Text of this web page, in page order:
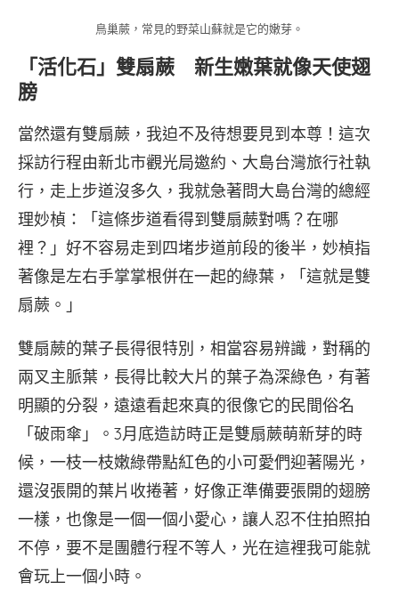
鳥巢蕨，常見的野菜山蘇就是它的嫩芽。
「活化石」雙扇蕨 新生嫩葉就像天使翅
膀
當然還有雙扇蕨，我迫不及待想要見到本尊！這次
採訪行程由新北市觀光局邀約、大島台灣旅行社執
行，走上步道沒多久，我就急著問大島台灣的總經
理妙楨：「這條步道看得到雙扇蕨對嗎？在哪
裡？」好不容易走到四堵步道前段的後半，妙楨指
著像是左右手掌掌根併在一起的綠葉，「這就是雙
扇蕨。」
雙扇蕨的葉子長得很特別，相當容易辨識，對稱的
兩叉主脈葉，長得比較大片的葉子為深綠色，有著
明顯的分裂，遠遠看起來真的很像它的民間俗名
「破雨傘」。3月底造訪時正是雙扇蕨萌新芽的時
候，一枝一枝嫩綠帶點紅色的小可愛們迎著陽光，
還沒張開的葉片收捲著，好像正準備要張開的翅膀
一樣，也像是一個一個小愛心，讓人忍不住拍照拍
不停，要不是團體行程不等人，光在這裡我可能就
會玩上一個小時。